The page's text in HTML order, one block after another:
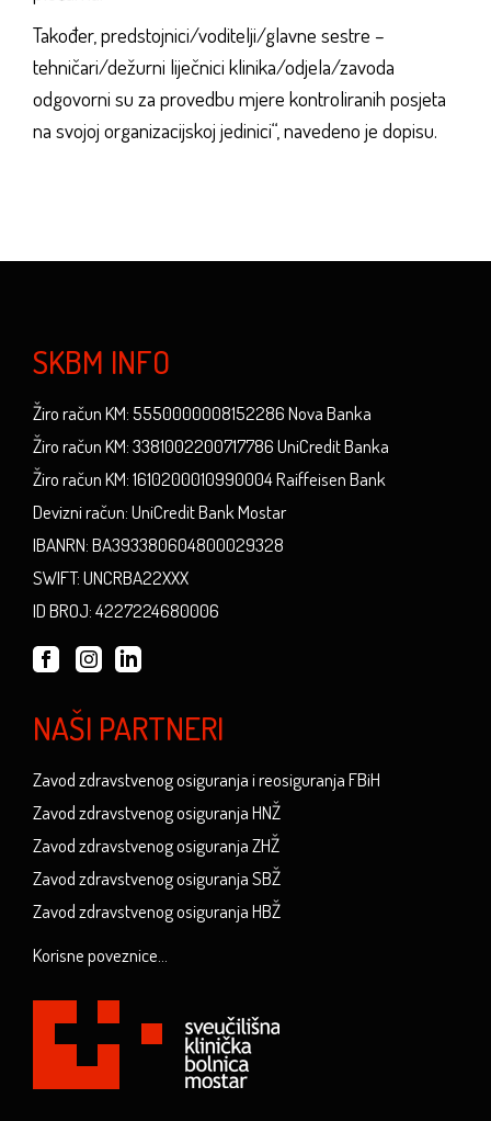
Također, predstojnici/voditelji/glavne sestre –
tehničari/dežurni liječnici klinika/odjela/zavoda
odgovorni su za provedbu mjere kontroliranih posjeta
na svojoj organizacijskoj jedinici“, navedeno je dopisu.
SKBM INFO
Žiro račun KM: 5550000008152286 Nova Banka
Žiro račun KM: 3381002200717786 UniCredit Banka
Žiro račun KM: 1610200010990004 Raiffeisen Bank
Devizni račun: UniCredit Bank Mostar
IBANRN: BA393380604800029328
SWIFT: UNCRBA22XXX
ID BROJ: 4227224680006
NAŠI PARTNERI
Zavod zdravstvenog osiguranja i reosiguranja FBiH
Zavod zdravstvenog osiguranja HNŽ
Zavod zdravstvenog osiguranja ZHŽ
Zavod zdravstvenog osiguranja SBŽ
Zavod zdravstvenog osiguranja HBŽ
Korisne poveznice...